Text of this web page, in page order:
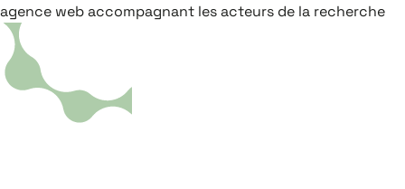
agence web accompagnant les acteurs de la recherche